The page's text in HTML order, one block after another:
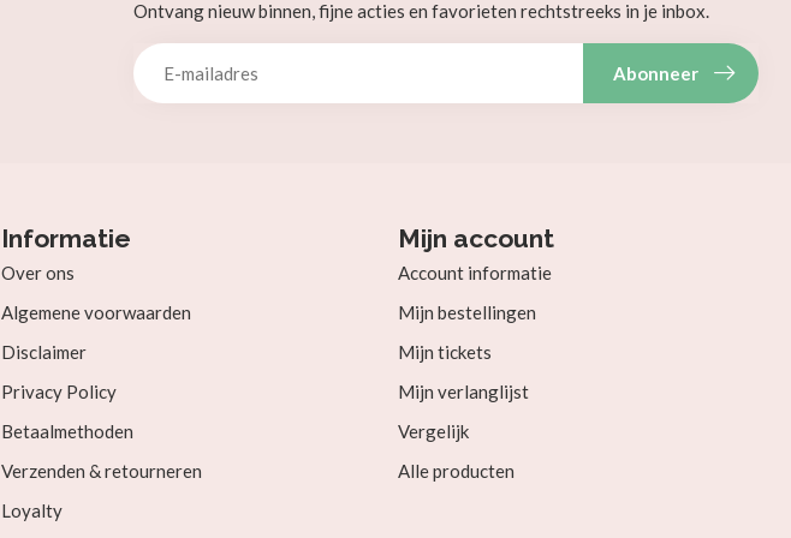
Ontvang nieuw binnen, fijne acties en favorieten rechtstreeks in je inbox.
Abonneer
Informatie
Over ons
Algemene voorwaarden
Disclaimer
Privacy Policy
Betaalmethoden
Verzenden & retourneren
Loyalty
Mijn account
Account informatie
Mijn bestellingen
Mijn tickets
Mijn verlanglijst
Vergelijk
Alle producten